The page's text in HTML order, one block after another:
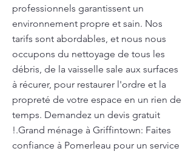
professionnels garantissent un
environnement propre et sain. Nos
tarifs sont abordables, et nous nous
occupons du nettoyage de tous les
débris, de la vaisselle sale aux surfaces
à récurer, pour restaurer l'ordre et la
propreté de votre espace en un rien de
temps. Demandez un devis gratuit
!.Grand ménage à Griffintown: Faites
confiance à Pomerleau pour un service